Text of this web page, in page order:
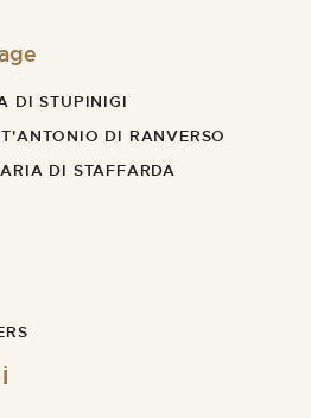
DI STUPINIGI
DI RANVERSO
DI STAFFARDA